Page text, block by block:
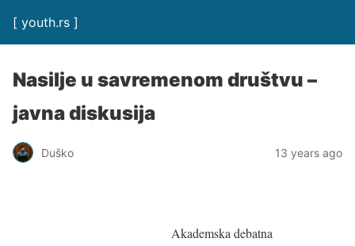
[ youth.rs ]
Nasilje u savremenom društvu –
javna diskusija
Duško 13 years ago
Akademska debatna